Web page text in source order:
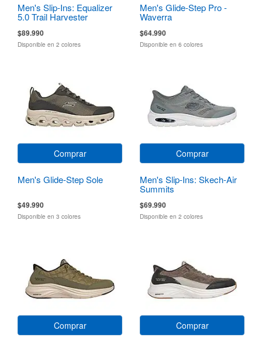
Men's Slip-Ins: Equalizer
5.0 Trail Harvester
$89.990
Disponible en 2 colores
Men's Glide-Step Pro -
Waverra
$64.990
Disponible en 6 colores
Comprar
Men's Glide-Step Sole
$49.990
Disponible en 3 colores
Comprar
Men's Slip-Ins: Skech-Air
Summits
$69.990
Disponible en 2 colores
Comprar Comprar